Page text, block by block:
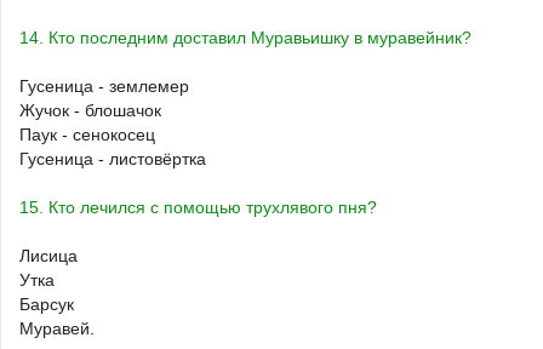
14. Кто последним доставил Муравьишку в муравейник?
Гусеница - землемер
Жучок - блошачок
Паук - сенокосец
Гусеница - листовёртка
15. Кто лечился с помощью трухлявого пня?
Лисица
Утка
Барсук
Муравей.